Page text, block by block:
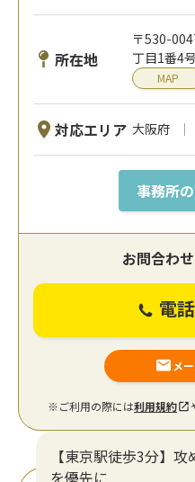
所在地
〒530-
丁目1番4
MAP
対応エリア 大阪府
事務所
お問合わ
電
メ
※ご利用の際には利用規約
【東京駅徒歩3分】
を優先に